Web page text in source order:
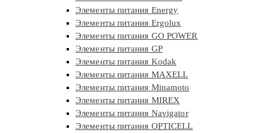
Элементы питания Energy
Элементы питания Ergolux
Элементы питания GO POWER
Элементы питания GP
Элементы питания Kodak
Элементы питания MAXELL
Элементы питания Minamoto
Элементы питания MIREX
Элементы питания Navigator
Элементы питания OPTICELL